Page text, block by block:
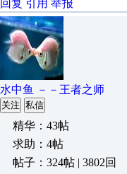
回复 引用 举报
水中鱼 －－王者之师
关注 私信
精华：43帖
求助：4帖
帖子：324帖 | 3802回